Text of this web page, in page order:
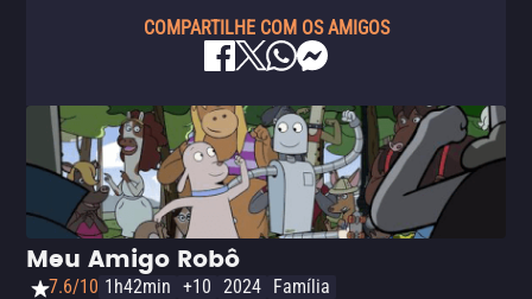
COMPARTILHE COM OS AMIGOS
Meu Amigo Robô
7.6/10 1h42min +10 2024 Família